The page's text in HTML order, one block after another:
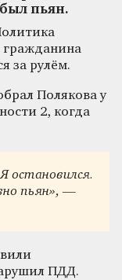
пьян.
гражданина
за рулём.
Полякова у
2, когда
остановился.
пьян», —
ПДД.